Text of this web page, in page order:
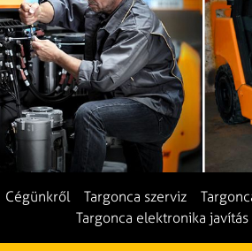
Cégünkről Targonca szerviz
Targonca elektronika javítás